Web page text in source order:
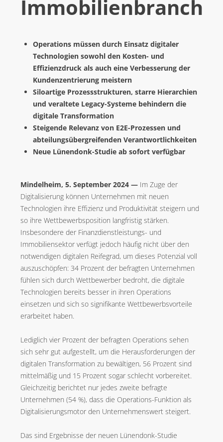
BLOG
KONTAKT
Immobilienbranche
Operations müssen durch Einsatz digitaler
Technologien sowohl den Kosten- und
Effizienzdruck als auch eine Verbesserung der
Kundenzentrierung meistern
Siloartige Prozessstrukturen, starre Hierarchien
und veraltete Legacy-Systeme behindern die
digitale Transformation
Steigende Relevanz von E2E-Prozessen und
abteilungsübergreifenden Verantwortlichkeiten
Neue Lünendonk-Studie ab sofort verfügbar
Mindelheim, 5. September 2024 — Im Zuge der
Digitalisierung können Unternehmen mit neuen
Technologien ihre Effizienz und Produktivität steigern und
so ihre Wettbewerbsposition langfristig stärken.
Insbesondere der Finanzdienstleistungs- und
Immobiliensektor verfügt jedoch häufig nicht über den
notwendigen digitalen Reifegrad, um dieses Potenzial voll
auszuschöpfen: 34 Prozent der befragten Unternehmen
fühlen sich durch Wettbewerber bedroht, die digitale
Technologien bereits besser in ihren Operations
einsetzen und sich so signifikante Wettbewerbsvorteile
erarbeitet haben.
Lediglich vier Prozent der befragten Operations sehen
sich sehr gut aufgestellt, um die Herausforderungen der
digitalen Transformation zu bewältigen, 56 Prozent sind
mittelmäßig und 15 Prozent sogar schlecht vorbereitet.
Gleichzeitig berichtet nur jedes zweite befragte
Unternehmen (54 %), dass die Operations-Funktion als
Digitalisierungsmotor den Unternehmenswert steigert.
Das sind Ergebnisse der neuen Lünendonk-Studie